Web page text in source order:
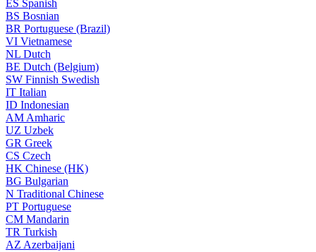
ES Spanish
BS Bosnian
BR Portuguese (Brazil)
VI Vietnamese
NL Dutch
BE Dutch (Belgium)
SW Finnish Swedish
IT Italian
ID Indonesian
AM Amharic
UZ Uzbek
GR Greek
CS Czech
HK Chinese (HK)
BG Bulgarian
N Traditional Chinese
PT Portuguese
CM Mandarin
TR Turkish
AZ Azerbaijani